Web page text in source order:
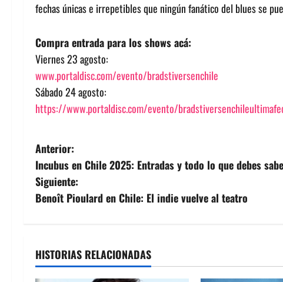
fechas únicas e irrepetibles que ningún fanático del blues se
Compra entrada para los shows acá:
Viernes 23 agosto:
www.portaldisc.com/evento/bradstiversenchile
Sábado 24 agosto:
https://www.portaldisc.com/evento/
N
a
v
g
a
Anterior:
Incubus en Chile 2025: Entradas y todo lo que debes
Siguiente:
Benoît Pioulard en Chile: El indie vuelve al teatro
HISTORIAS RELACIONADAS